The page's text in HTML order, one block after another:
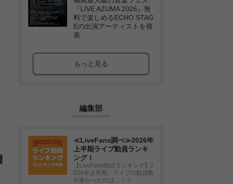
『LIVE AZUMA 2026』無
料で楽しめるECHO STAG
Eの出演アーティストを発
表
もっと見る
編集部
≪LiveFans調べ≫2026年
上半期ライブ動員ランキ
ング！
【LiveFans独自ランキング】2
026年上半期、ライブの動員数
が多かったのは…！？